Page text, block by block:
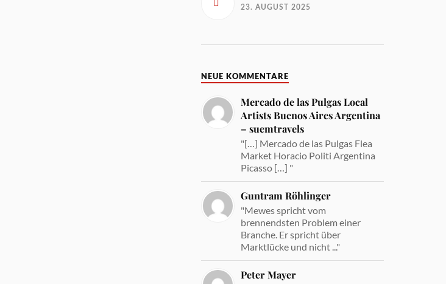
23. AUGUST 2025
NEUE KOMMENTARE
Mercado de las Pulgas Local
Artists Buenos Aires Argentina
– suemtravels
"[…] Mercado de las Pulgas Flea
Market Horacio Politi Argentina
Picasso […] "
Guntram Röhlinger
"Mewes spricht vom
brennendsten Problem einer
Branche. Er spricht über
Marktlücke und nicht ..."
Peter Mayer